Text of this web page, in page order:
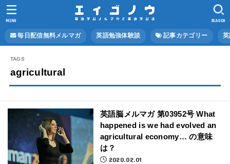
毎日配信無料メルマガ 英語勉強体験談 記事カテゴリー
SEARCH
MENU
agricultural
英語脳メルマガ 第03952号 What
happened is we had evolved an
agricultural economy… の意味
は？
2020.02.01